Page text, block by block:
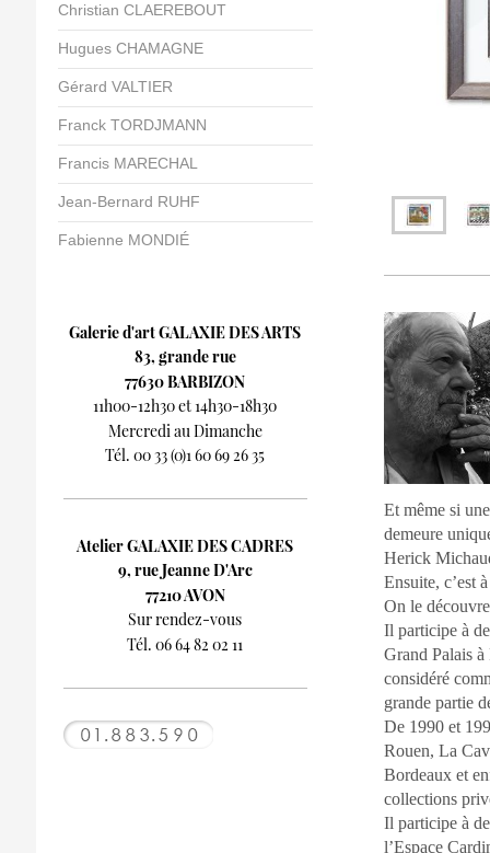
Et même si
demeure
Herick
Ensuite, c’est
On le
Il participe à
Grand Palais à
considéré
grande partie
De 1990 et
Rouen, La
Bordeaux et
collections
Il participe à
l’Espace
Christian CLAEREBOUT
Hugues CHAMAGNE
Gérard VALTIER
Franck TORDJMANN
Francis MARECHAL
Jean-Bernard RUHF
Fabienne MONDIÉ
Galerie d'art GALAXIE DES ARTS
83, grande rue
77630 BARBIZON
11h00-12h30 et 14h30-18h30
Mercredi au Dimanche
Tél. 00 33 (0)1 60 69 26 35
Atelier GALAXIE DES CADRES
9, rue Jeanne D'Arc
77210 AVON
Sur rendez-vous
Tél. 06 64 82 02 11